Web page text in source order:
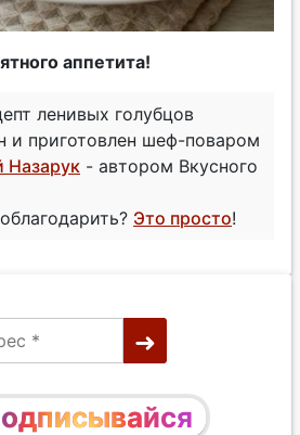
аппетита!
ленивых голубцов
и приготовлен шеф-поваром
Назарук - автором Вкусного
Это просто!